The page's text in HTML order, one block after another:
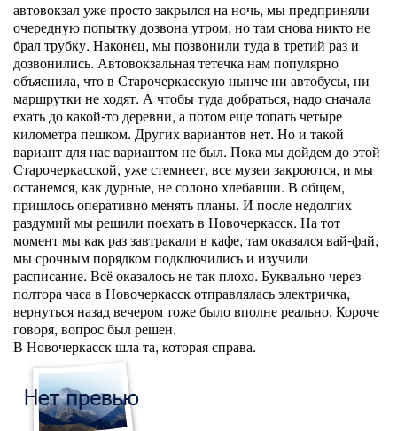
автовокзал уже просто закрылся на ночь, мы предприняли
очередную попытку дозвона утром, но там снова никто не
брал трубку. Наконец, мы позвонили туда в третий раз и
дозвонились. Автовокзальная тетечка нам популярно
объяснила, что в Старочеркасскую нынче ни автобусы, ни
маршрутки не ходят. А чтобы туда добраться, надо сначала
ехать до какой-то деревни, а потом еще топать четыре
километра пешком. Других вариантов нет. Но и такой
вариант для нас вариантом не был. Пока мы дойдем до этой
Старочеркасской, уже стемнеет, все музеи закроются, и мы
останемся, как дурные, не солоно хлебавши. В общем,
пришлось оперативно менять планы. И после недолгих
раздумий мы решили поехать в Новочеркасск. На тот
момент мы как раз завтракали в кафе, там оказался вай-фай,
мы срочным порядком подключились и изучили
расписание. Всё оказалось не так плохо. Буквально через
полтора часа в Новочеркасск отправлялась электричка,
вернуться назад вечером тоже было вполне реально. Короче
говоря, вопрос был решен.
В Новочеркасск шла та, которая справа.